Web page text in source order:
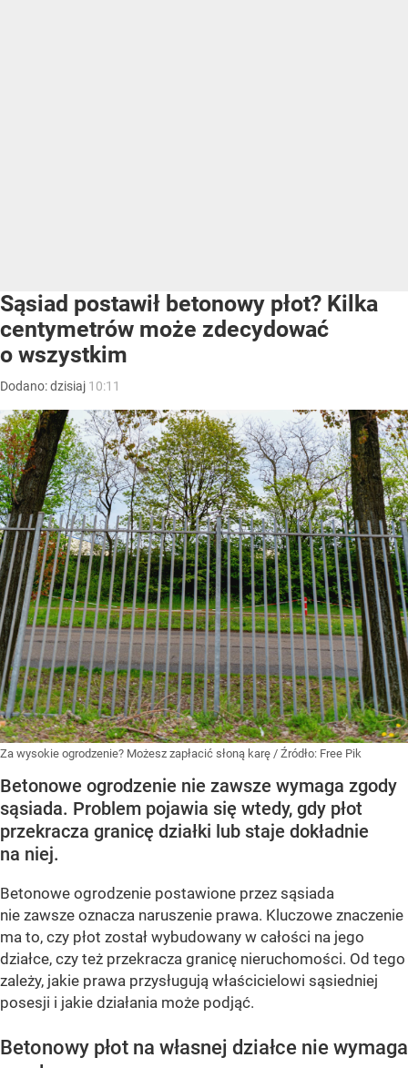
Sąsiad postawił betonowy płot? Kilka
centymetrów może zdecydować
o wszystkim
Dodano:dzisiaj 10:11
Za wysokie ogrodzenie? Możesz zapłacić słoną karę / Źródło: Free Pik
Betonowe ogrodzenie nie zawsze wymaga zgody
sąsiada. Problem pojawia się wtedy, gdy płot
przekracza granicę działki lub staje dokładnie
na niej.
Betonowe ogrodzenie postawione przez sąsiada
nie zawsze oznacza naruszenie prawa. Kluczowe znaczenie
ma to, czy płot został wybudowany w całości na jego
działce, czy też przekracza granicę nieruchomości. Od tego
zależy, jakie prawa przysługują właścicielowi sąsiedniej
posesji i jakie działania może podjąć.
Betonowy płot na własnej działce nie wymaga